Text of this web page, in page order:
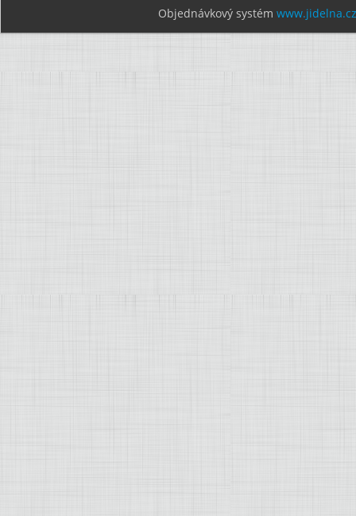
Objednávkový systém www.jidelna.cz